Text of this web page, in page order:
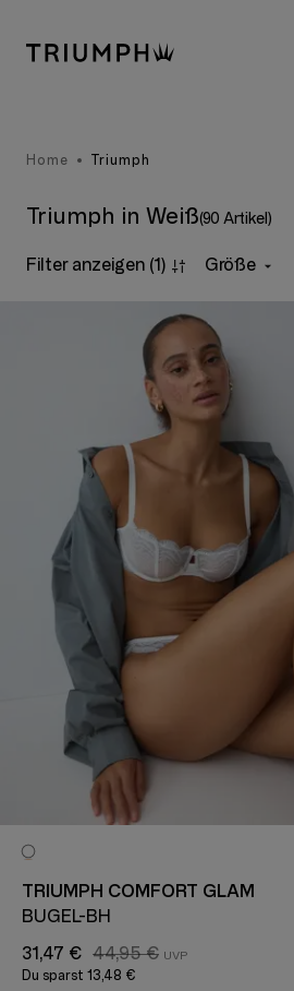
Home Triumph
Triumph in Weiß(90 Artikel)
Filter anzeigen (1) Größe
TRIUMPH COMFORT GLAM
BÜGEL-BH
31,47 € 44,95 €
Du sparst 13,48 €